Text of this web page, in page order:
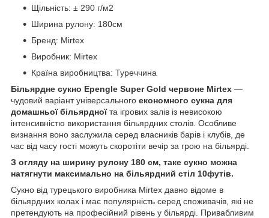
Щільність: ± 290 г/м2
Ширина рулону: 180см
Бренд: Mirtex
Виробник: Mirtex
Країна виробництва: Туреччина
Більярдне сукно Epengle Super Gold червоне Mirtex —
чудовий варіант універсального економного сукна для
домашньої більярдноїта ігрових залів із невисокою
інтенсивністю використання більярдних столів. Особливе
визнання воно заслужила серед власників барів і клубів, де
час від часу гості можуть скоротіти вечір за грою на більярді.
З огляду на ширину рулону 180 см, таке сукно можна
натягнути максимально на більярдний стіл 10футів.
Сукно від турецького виробника Mirtex давно відоме в
більярдних колах і має популярність серед споживачів, які не
претендують на професійний рівень у більярді. Привабливим